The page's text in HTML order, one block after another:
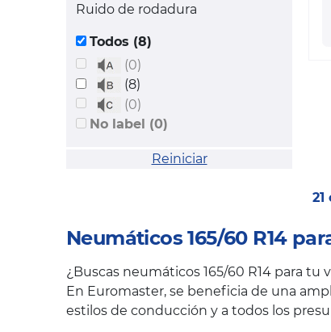
Ruido de rodadura
Todos (8)
(0)
(8)
(0)
No label (0)
Reiniciar
Neumáticos 165/60 R14
¿Buscas neumáticos 165/60 R14 para
En Euromaster, se beneficia de una
estilos de conducción y a todos los